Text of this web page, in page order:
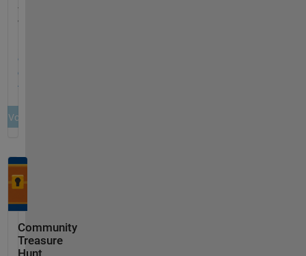
Community
Treasure